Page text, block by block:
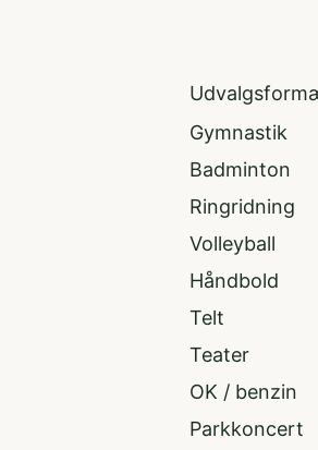
Gymnastik
Badminton
Ringridning
Volleyball
Håndbold
Telt
Teater
OK / benzin
Parkkoncert